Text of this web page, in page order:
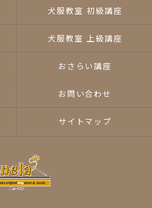
犬服教室 初級講座
犬服教室 上級講座
おさらい講座
お問い合わせ
サイトマップ